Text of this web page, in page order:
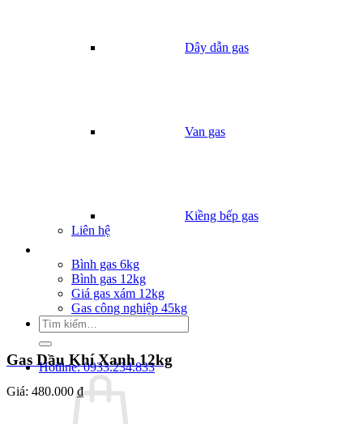
Dây dẫn gas
Van gas
Kiềng bếp gas
Liên hệ
Bình gas 6kg
Bình gas 12kg
Giá gas xám 12kg
Gas công nghiệp 45kg
Tìm
kiếm:
Hotline: 0933.234.833
Gas Dầu Khí Xanh 12kg
Giá: 480.000 ₫